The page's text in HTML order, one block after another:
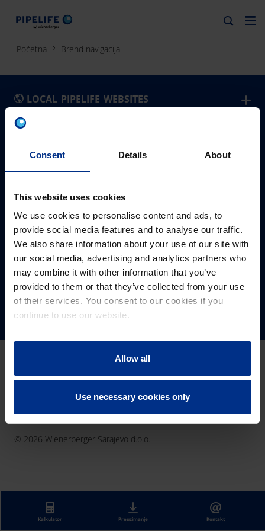
Consent Details About
This website uses cookies
We use cookies to personalise content and ads, to
provide social media features and to analyse our traffic.
We also share information about your use of our site with
our social media, advertising and analytics partners who
may combine it with other information that you’ve
provided to them or that they’ve collected from your use
of their services. You consent to our cookies if you
continue to use our website.
Allow all
Use necessary cookies only
Početna Brend navigacija
Kalkulator Preuzimanje Kontakt
LOCAL PIPELIFE WEBSITES
België - Nederlands
Belgique - Français
Bosna i Hercegovina
България
Česká Republika
Danmark
Deutschland
Slovensko
Slovenija
Srbija
Sverige
Türkiye
United Kingdom
Eesti
France
Ελλάδα
Ireland
Lietuva
Magyarország
Nederland
Norge
Polska
Pipelife International
SoluForce - English
PIPELIFE BOSNA I HERCEGOVINA
Pipelife je vodeći dobavljač cjevnih sistema za
bezbrižan život za sadašnje i buduće generacije.
24 Europa predstavništva
3,228 Pipelife zaposlenici
885,789 km cijevi ugrađenih u 2021. godini
PROIZVODI
Raineo
Drenažni sistem
Master 3 plus
Grijanje i hlađenje
Smart Probing
Voda sigurna za piće
Kontaktirajte nas
#PIPELIFE
#održivost
#budućnost
#saradnja
#blizina
PRATITE NAS
Pravila o privatnosti
Informacije o kolačićima
Pravne napomene
© 2026 Wienerberger Sarajevo d.o.o.